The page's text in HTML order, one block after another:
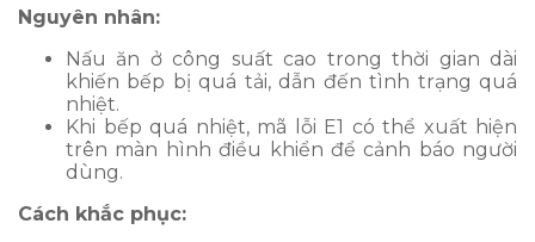
Nguyên nhân:
Nấu ăn ở công suất cao trong thời gian dài
khiến bếp bị quá tải, dẫn đến tình trạng quá
nhiệt.
Khi bếp quá nhiệt, mã lỗi E1 có thể xuất hiện
trên màn hình điều khiển để cảnh báo người
dùng.
Cách khắc phục: